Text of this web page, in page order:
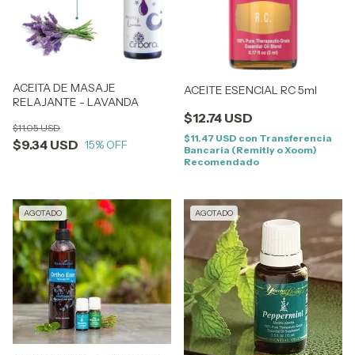
ACEITA DE MASAJE
RELAJANTE - LAVANDA
$9.34 USD
$11.05 USD
15% OFF
ACEITE ESENCIAL RC 5ml
$12.74 USD
$11.47 USD con Transferencia
Bancaria (Remitly o Xoom)
Recomendado
AGOTADO AGOTADO